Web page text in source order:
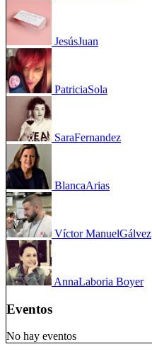
JesúsJuan
PatriciaSola
SaraFernandez
BlancaArias
Víctor ManuelGálvez
AnnaLaboria Boyer
Eventos
No hay eventos